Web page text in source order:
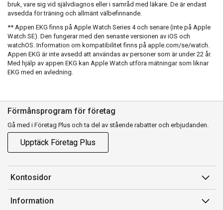
bruk, vare sig vid självdiagnos eller i samråd med läkare. De är endast
avsedda för träning och allmänt välbefinnande.
** Appen EKG finns på Apple Watch Series 4 och senare (inte på Apple
Watch SE). Den fungerar med den senaste versionen av iOS och
watchOS. Information om kompatibilitet finns på apple.com/se/watch.
Appen EKG är inte avsedd att användas av personer som är under 22 år.
Med hjälp av appen EKG kan Apple Watch utföra mätningar som liknar
EKG med en avledning.
Förmånsprogram för företag
Gå med i Företag Plus och ta del av stående rabatter och erbjudanden.
Upptäck Företag Plus
Kontosidor
Mina sidor
Information